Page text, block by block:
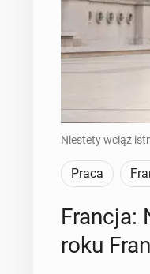
Niestety wciąż
Praca
Francja:
roku